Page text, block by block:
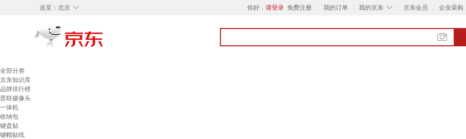
◇
送至： 北京 你好， 请登录 免费注册 我的订单 ◇
我的京东 京东会员 企业采购
全部分类
京东知识库
品牌排行榜
普联摄像头
一体机
收纳包
键盘贴
键帽贴纸